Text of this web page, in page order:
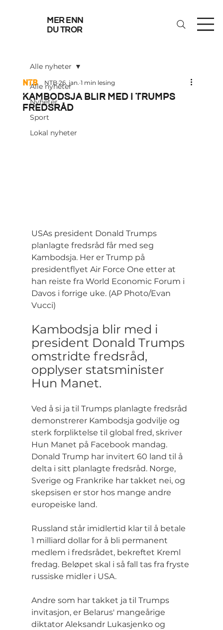
mer enn
du tror
Alle nyheter
Nyheter
Sport
Lokal nyheter
Alle nyheter
Kambodsja blir med i Trumps
fredsråd
NTB 26. jan. 1 min lesing
USAs president Donald Trumps
planlagte fredsråd får med seg
Kambodsja. Her er Trump på
presidentflyet Air Force One etter at
han reiste fra World Economic Forum i
Davos i forrige uke. (AP Photo/Evan
Vucci)
Kambodsja blir med i
president Donald Trumps
omstridte fredsråd,
opplyser statsminister
Hun Manet.
Ved å si ja til Trumps planlagte fredsråd
demonstrerer Kambodsja godvilje og
sterk forpliktelse til global fred, skriver
Hun Manet på Facebook mandag.
Donald Trump har invitert 60 land til å
delta i sitt planlagte fredsråd. Norge,
Sverige og Frankrike har takket nei, og
skepsisen er stor hos mange andre
europeiske land.
Russland står imidlertid klar til å betale
1 milliard dollar for å bli permanent
medlem i fredsrådet, bekreftet Kreml
fredag. Beløpet skal i så fall tas fra fryste
russiske midler i USA.
Andre som har takket ja til Trumps
invitasjon, er Belarus' mangeårige
diktator Aleksandr Lukasjenko og